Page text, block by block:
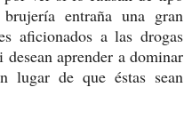
entraña una gran
aficionados a las drogas
aprender a dominar
lugar de que éstas sean